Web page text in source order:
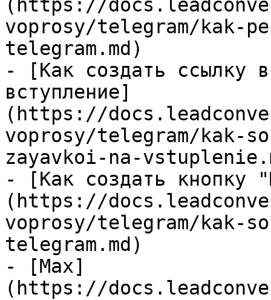
(https://
voprosy/telegram/kak-
telegram.md)
- [Как создать ссылку
вступление]
(https://
voprosy/telegram/kak-
zayavkoi-na-
- [Как создать кнопку
(https://
voprosy/telegram/kak-
telegram.md)
- [Max]
(https://